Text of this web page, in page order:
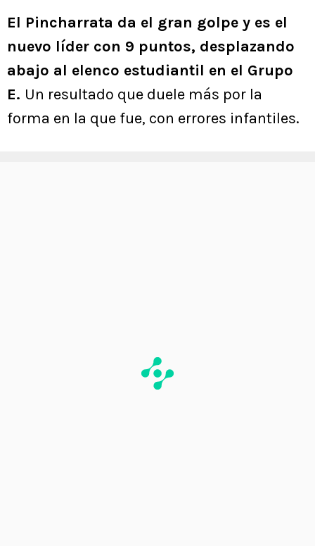
El Pincharrata da el gran golpe y es el
nuevo líder con 9 puntos, desplazando
abajo al elenco estudiantil en el Grupo
E. Un resultado que duele más por la
forma en la que fue, con errores infantiles.